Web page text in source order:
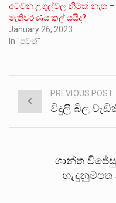
අටවන උගුල්වල නිමක් නැත –
මැතිවරණය කල් යයිද?
January 26, 2023
In "පුවත්"
Post
navigation
PREVIOUS POST
විදුලි බිල
ශාන්ත